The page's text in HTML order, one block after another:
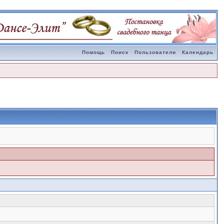
Помощь Поиск Пользователи Календарь